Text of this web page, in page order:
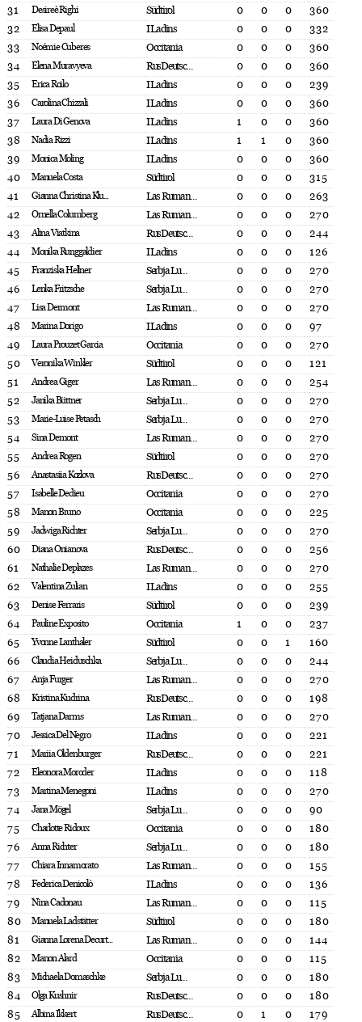
31
Desireè Righi Südtirol 0 0 0
360
32
Elisa Depaul I Ladins 0 0 0
332
33
Noémie Cuberes Occitania 0 0 0
360
34
Elena Muravyeva RusDeutsc... 0 0 0
360
35
Erica Roilo I Ladins 0 0 0
239
36
Carolina Chizzali I Ladins 0 0 0
360
37
Laura Di Genova I Ladins 1 0 0
360
38
Nadia Rizzi I Ladins 1 1 0
360
39
Monica Moling I Ladins 0 0 0
360
40
Manuela Costa Südtirol 0 0 0
315
41
Gianna Christina Klu... Las Ruman... 0 0 0
263
42
Ornella Columberg Las Ruman... 0 0 0
270
43
Alina Viatkina RusDeutsc... 0 0 0
244
44
Monika Runggaldier I Ladins 0 0 0
126
45
Franziska Hellner Serbja Lu... 0 0 0
270
46
Lenka Fritzsche Serbja Lu... 0 0 0
270
47
Lisa Dermont Las Ruman... 0 0 0
270
48
Marina Dorigo I Ladins 0 0 0
97
49
Laura Prouzet Garcia Occitania 0 0 0
270
50
Veronika Winkler Südtirol 0 0 0
121
51
Andrea Giger Las Ruman... 0 0 0
254
52
Janika Büttner Serbja Lu... 0 0 0
270
53
Marie-Luise Petasch Serbja Lu... 0 0 0
270
54
Sina Demont Las Ruman... 0 0 0
270
55
Andrea Rogen Südtirol 0 0 0
270
56
Anastasiia Kozlova RusDeutsc... 0 0 0
270
57
Isabelle Dedieu Occitania 0 0 0
270
58
Manon Bruno Occitania 0 0 0
225
59
Jadwiga Richter Serbja Lu... 0 0 0
270
60
Diana Onianova RusDeutsc... 0 0 0
256
61
Nathalie Deplazes Las Ruman... 0 0 0
270
62
Valentina Zulian I Ladins 0 0 0
255
63
Denise Ferraris Südtirol 0 0 0
239
64
Pauline Exposito Occitania 1 0 0
237
65
Yvonne Lanthaler Südtirol 0 0 1
160
66
Claudia Heiduschka Serbja Lu... 0 0 0
244
67
Anja Furger Las Ruman... 0 0 0
270
68
Kristina Kudrina RusDeutsc... 0 0 0
198
69
Tatjana Darms Las Ruman... 0 0 0
270
70
Jessica Del Negro I Ladins 0 0 0
221
71
Mariia Oldenburger RusDeutsc... 0 0 0
221
72
Eleonora Moroder I Ladins 0 0 0
118
73
Martina Menegoni I Ladins 0 0 0
270
74
Jana Mögel Serbja Lu... 0 0 0
90
75
Charlotte Ridoux Occitania 0 0 0
180
76
Anna Richter Serbja Lu... 0 0 0
180
77
Chiara Innamorato Las Ruman... 0 0 0
155
78
Federica Denicolò I Ladins 0 0 0
136
79
Nina Cadonau Las Ruman... 0 0 0
115
80
Manuela Ladstätter Südtirol 0 0 0
180
81
Gianna Lorena Decurt... Las Ruman... 0 0 0
144
82
Manon Alard Occitania 0 0 0
115
83
Michaela Domaschke Serbja Lu... 0 0 0
180
84
Olga Kushnir RusDeutsc... 0 0 0
180
85
Albina Ikkert RusDeutsc... 0 1 0
179